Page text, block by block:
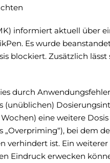
informiert aktuell über
Es wurde
blockiert. Zusätzlich lässt
durch
(unüblichen)
eine weitere Dosis
bei dem
verhindert ist. Ein weiterer
Eindruck erwecken